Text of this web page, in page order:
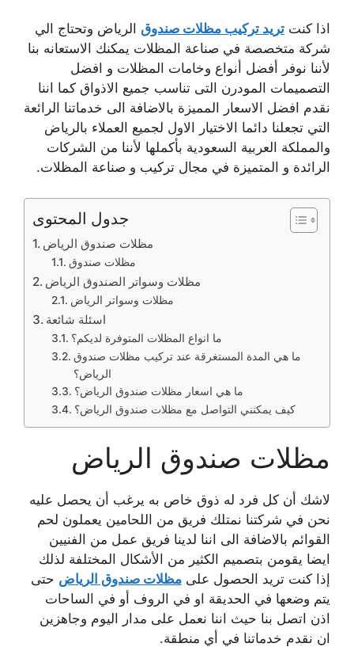
اذا كنت تريد تركيب مظلات صندوق الرياض وتحتاج الي
شركة متخصصة في صناعة المظلات يمكنك الاستعانه بنا
لأننا نوفر أفضل أنواع وخامات المظلات و افضل
التصميمات المودرن التى تناسب جميع الاذواق كما اننا
نقدم افضل الاسعار المميزة بالاضافة الى خدماتنا الرائعة
التي تجعلنا دائما الاختيار الاول لجميع العملاء بالرياض
والمملكة العربية السعودية بأكملها لأننا من الشركات
الرائدة و المتميزة في مجال تركيب و صناعة المظلات.
جدول المحتوى
مظلات صندوق الرياض
مظلات صندوق
مظلات وسواتر الصندوق الرياض
مظلات وسواتر الرياض
اسئلة شائعة
ما انواع المظلات المتوفرة لديكم؟
ما هي المدة المستغرقة عند تركيب مظلات صندوق
الرياض؟
ما هي اسعار مظلات صندوق الرياض؟
كيف يمكنني التواصل مع مظلات صندوق الرياض؟
مظلات صندوق الرياض
لاشك أن كل فرد له ذوق خاص به يرغب أن يحصل عليه
نحن في شركتنا نمتلك فريق من اللحامين يعملون لحم
القوائم بالاضافة الى اننا لدينا فريق عمل من الفنيين
ايضا يقومن بتصميم الكثير من الأشكال المختلفة لذلك
إذا كنت تريد الحصول على مظلات صندوق الرياض حتى
يتم وضعها في الحديقة او في الروف أو في الساحات
اذن اتصل بنا حيث اننا نعمل على مدار اليوم وجاهزين
ان نقدم خدماتنا في أي منطقة.